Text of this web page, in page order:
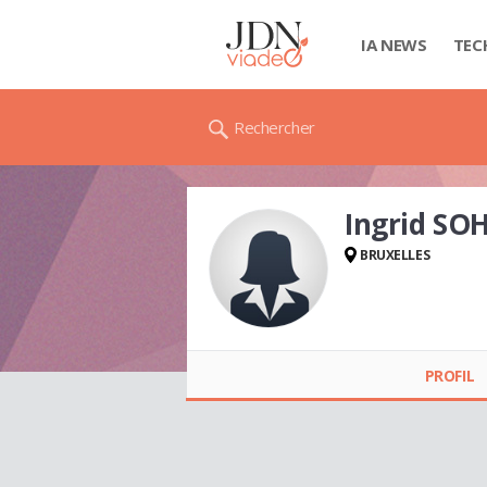
IA NEWS
Rechercher
Ingrid
BRUXELLES
PROFIL